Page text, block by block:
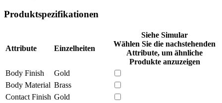
Produktspezifikationen
Attribute Einzelheiten
Siehe Simular
Wählen Sie die nachstehenden
Attribute, um ähnliche
Produkte anzuzeigen
Body Finish
Gold
Body Material Brass
Contact Finish Gold